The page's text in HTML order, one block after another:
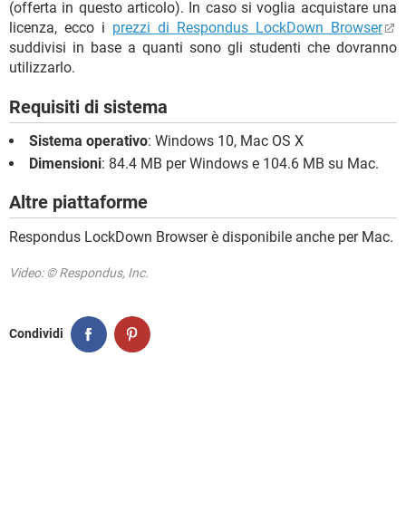
(offerta in questo articolo). In caso si voglia acquistare una
licenza, ecco i prezzi di Respondus LockDown Browser
suddivisi in base a quanti sono gli studenti che dovranno
utilizzarlo.
Requisiti di sistema
Sistema operativo: Windows 10, Mac OS X
Dimensioni: 84.4 MB per Windows e 104.6 MB su Mac.
Altre piattaforme
Respondus LockDown Browser è disponibile anche per Mac.
Video: © Respondus, Inc.
Condividi